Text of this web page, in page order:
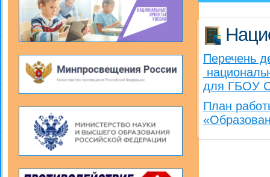
Перечень
для ГБОУ
План